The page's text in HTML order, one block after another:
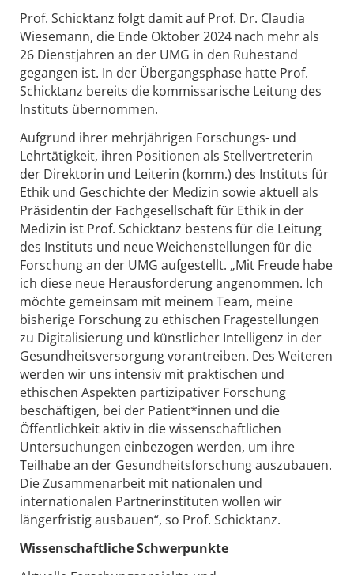
Prof. Schicktanz folgt damit auf Prof. Dr. Claudia
Wiesemann, die Ende Oktober 2024 nach mehr als
26 Dienstjahren an der UMG in den Ruhestand
gegangen ist. In der Übergangsphase hatte Prof.
Schicktanz bereits die kommissarische Leitung des
Instituts übernommen.
Aufgrund ihrer mehrjährigen Forschungs- und
Lehrtätigkeit, ihren Positionen als Stellvertreterin
der Direktorin und Leiterin (komm.) des Instituts für
Ethik und Geschichte der Medizin sowie aktuell als
Präsidentin der Fachgesellschaft für Ethik in der
Medizin ist Prof. Schicktanz bestens für die Leitung
des Instituts und neue Weichenstellungen für die
Forschung an der UMG aufgestellt. „Mit Freude habe
ich diese neue Herausforderung angenommen. Ich
möchte gemeinsam mit meinem Team, meine
bisherige Forschung zu ethischen Fragestellungen
zu Digitalisierung und künstlicher Intelligenz in der
Gesundheitsversorgung vorantreiben. Des Weiteren
werden wir uns intensiv mit praktischen und
ethischen Aspekten partizipativer Forschung
beschäftigen, bei der Patient*innen und die
Öffentlichkeit aktiv in die wissenschaftlichen
Untersuchungen einbezogen werden, um ihre
Teilhabe an der Gesundheitsforschung auszubauen.
Die Zusammenarbeit mit nationalen und
internationalen Partnerinstituten wollen wir
längerfristig ausbauen“, so Prof. Schicktanz.
Wissenschaftliche Schwerpunkte